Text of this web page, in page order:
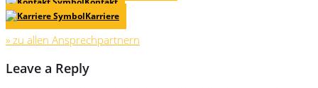
Karriere
» zu allen Ansprechpartnern
Leave a Reply